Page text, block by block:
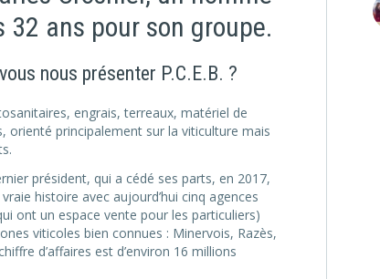
ans pour son groupe.
nous présenter P.C.E.B. ?
engrais, terreaux, matériel de
orienté principalement sur la viticulture mais
président, qui a cédé ses parts, en 2017,
histoire avec aujourd’hui cinq agences
ont un espace vente pour les particuliers)
viticoles bien connues : Minervois, Razès,
d’affaires est d’environ 16 millions